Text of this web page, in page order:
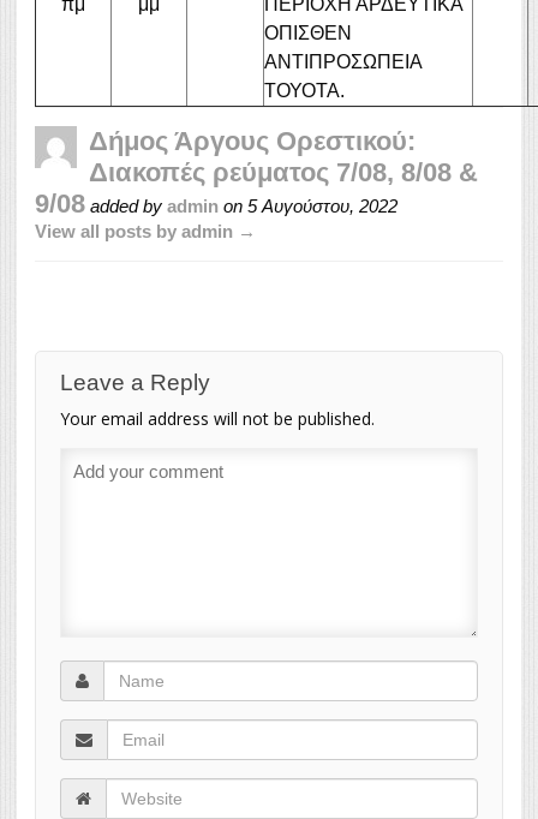
ΟΠΙΣΘΕΝ
ΑΝΤΙΠΡΟΣΩΠΕΙΑ
ΤΟΥΟΤΑ.
Δήμος Άργους Ορεστικού:
Διακοπές ρεύματος 7/08, 8/08 &
9/08 added by admin on 5 Αυγούστου, 2022
View all posts by admin →
Leave a Reply
Your email address will not be published.